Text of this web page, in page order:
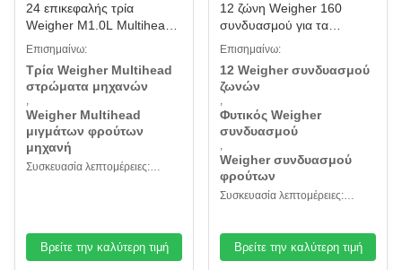
24 επικεφαλής τρία
Weigher M1.0L Multihead
στρώματα μηχανών για τα
καρύδια αναμιγνύουν ξηρό
- μίγμα φρούτων
Επισημαίνω:
Τρία Weigher Multihead
στρώματα μηχανών
,
Weigher Multihead
μιγμάτων φρούτων
μηχανή
Συσκευασία λεπτομέρειες:
Βρείτε την καλύτερη τιμή
12 ζώνη Weigher 160
συνδυασμού για τα
υδρόβια προϊόντα
λαχανικών φρούτων
Επισημαίνω:
12 Weigher συνδυασμού
ζωνών
,
Φυτικός Weigher
συνδυασμού
,
Weigher συνδυασμού
φρούτων
Συσκευασία λεπτομέρειες:
Βρείτε την καλύτερη τιμή